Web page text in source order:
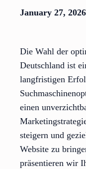
January 27, 2026
Die Wahl der
Deutschland ist
langfristigen
einen
steigern und
Website zu
präsentieren wir